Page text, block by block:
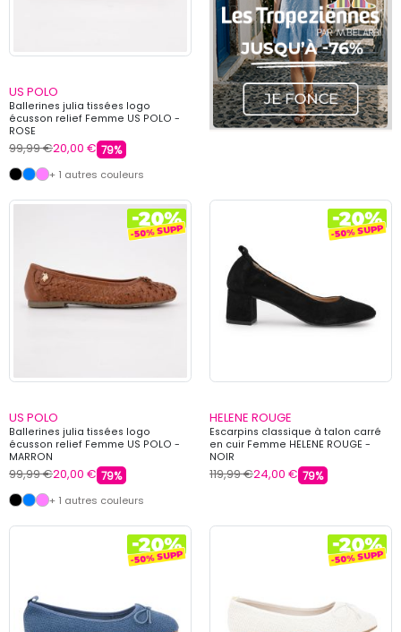
US POLO
Ballerines julia tissées logo
écusson relief Femme US POLO -
ROSE
99,99 €20,00 € 79%
+ 1 autres couleurs
US POLO
Ballerines julia tissées logo
écusson relief Femme US POLO -
MARRON
99,99 €20,00 € 79%
+ 1 autres couleurs
HELENE ROUGE
Escarpins classique à talon carré
en cuir Femme HELENE ROUGE -
NOIR
119,99 €24,00 € 79%